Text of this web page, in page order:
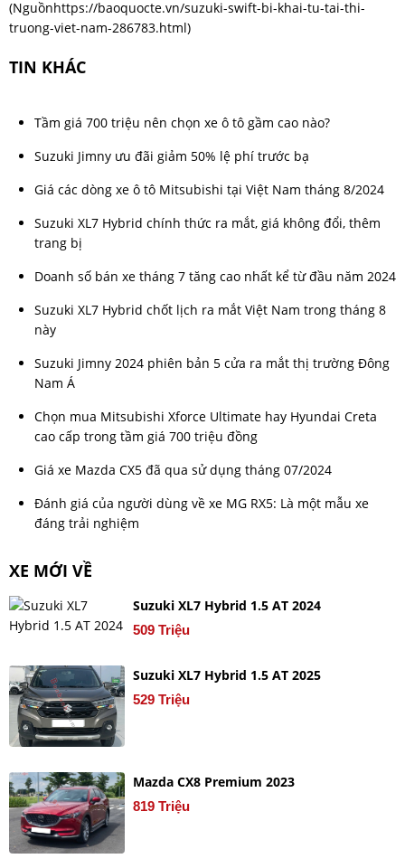
(Nguồnhttps://baoquocte.vn/suzuki-swift-bi-khai-tu-tai-thi-
truong-viet-nam-286783.html)
TIN KHÁC
Tầm giá 700 triệu nên chọn xe ô tô gầm cao nào?
Suzuki Jimny ưu đãi giảm 50% lệ phí trước bạ
Giá các dòng xe ô tô Mitsubishi tại Việt Nam tháng 8/2024
Suzuki XL7 Hybrid chính thức ra mắt, giá không đổi, thêm
trang bị
Doanh số bán xe tháng 7 tăng cao nhất kể từ đầu năm 2024
Suzuki XL7 Hybrid chốt lịch ra mắt Việt Nam trong tháng 8
này
Suzuki Jimny 2024 phiên bản 5 cửa ra mắt thị trường Đông
Nam Á
Chọn mua Mitsubishi Xforce Ultimate hay Hyundai Creta
cao cấp trong tầm giá 700 triệu đồng
Giá xe Mazda CX5 đã qua sử dụng tháng 07/2024
Đánh giá của người dùng về xe MG RX5: Là một mẫu xe
đáng trải nghiệm
XE MỚI VỀ
Suzuki XL7 Hybrid 1.5 AT 2024
509 Triệu
Suzuki XL7 Hybrid 1.5 AT 2025
529 Triệu
Mazda CX8 Premium 2023
819 Triệu